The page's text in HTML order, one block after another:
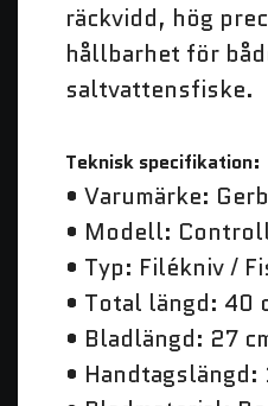
räckvidd, hög
hållbarhet för
saltvattensfiske.
Teknisk specifikation:
• Varumärke:
• Modell:
• Typ: Filékniv /
• Total längd: 40
• Bladlängd: 27
• Handtagslängd: